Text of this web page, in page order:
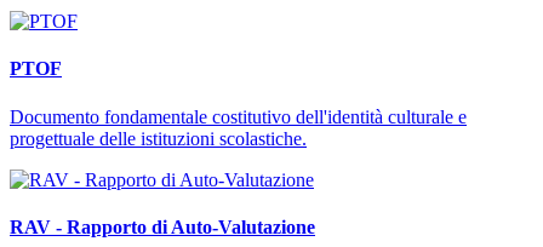
PTOF
Documento fondamentale costitutivo dell'identità culturale e
progettuale delle istituzioni scolastiche.
RAV - Rapporto di Auto-Valutazione